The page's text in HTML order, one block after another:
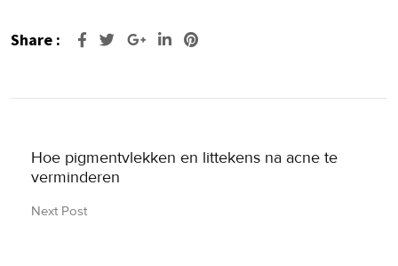
Share : Google+LinkedIn
Pinterest
Hoe pigmentvlekken en littekens na acne te
verminderen
Next Post